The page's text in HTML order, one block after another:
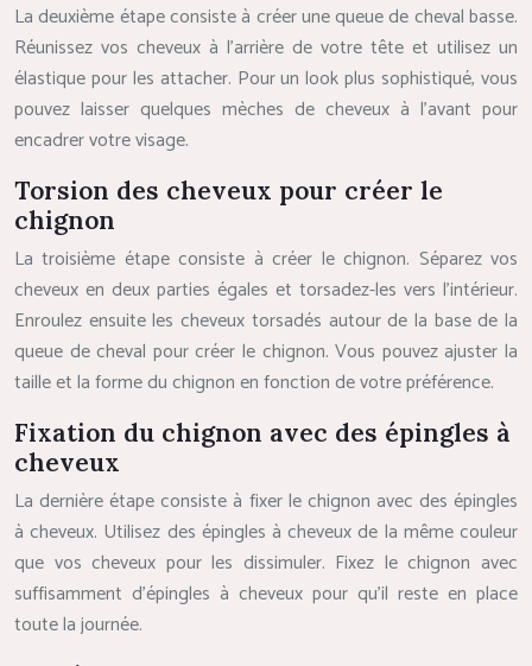
La deuxième étape consiste à créer une queue de cheval basse.
Réunissez vos cheveux à l’arrière de votre tête et utilisez un
élastique pour les attacher. Pour un look plus sophistiqué, vous
pouvez laisser quelques mèches de cheveux à l’avant pour
encadrer votre visage.
Torsion des cheveux pour créer le
chignon
La troisième étape consiste à créer le chignon. Séparez vos
cheveux en deux parties égales et torsadez-les vers l’intérieur.
Enroulez ensuite les cheveux torsadés autour de la base de la
queue de cheval pour créer le chignon. Vous pouvez ajuster la
taille et la forme du chignon en fonction de votre préférence.
Fixation du chignon avec des épingles à
cheveux
La dernière étape consiste à fixer le chignon avec des épingles
à cheveux. Utilisez des épingles à cheveux de la même couleur
que vos cheveux pour les dissimuler. Fixez le chignon avec
suffisamment d’épingles à cheveux pour qu’il reste en place
toute la journée.